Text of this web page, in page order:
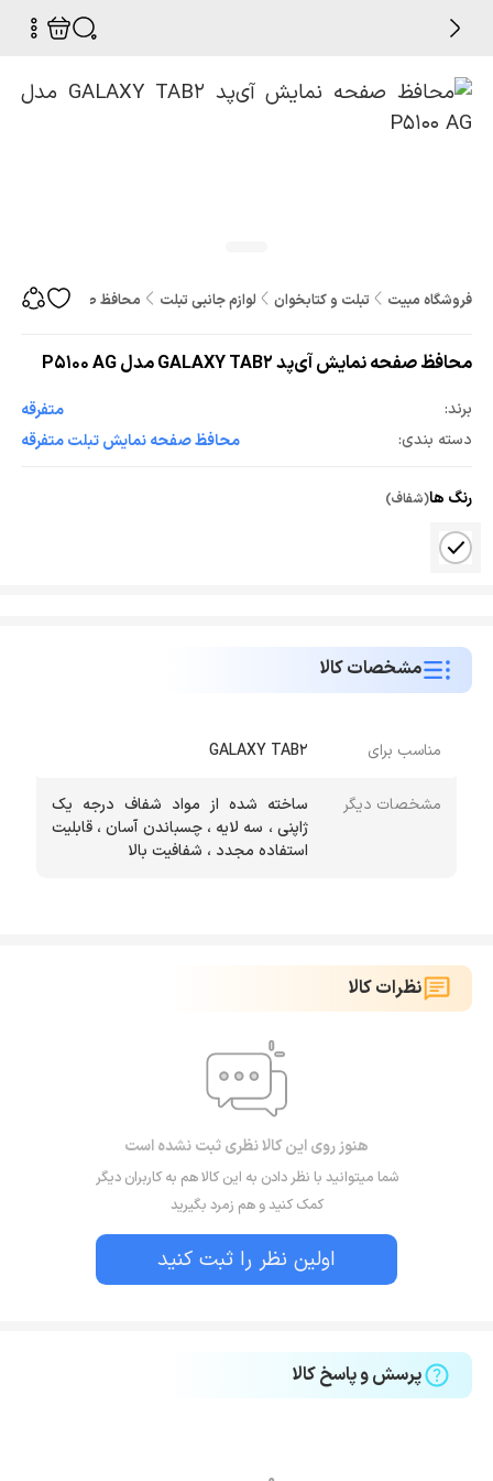
فروشگاه مبیت تبلت و کتابخوان لوازم جانبی تبلت محافظ صفحه نمایش
محافظ صفحه نمایش آی‌پد GALAXY TAB2 مدل P5100 AG
برند:
متفرقه
دسته بندی:
محافظ صفحه نمایش تبلت متفرقه
رنگ ها(شفاف)
مشخصات کالا
مناسب برای GALAXY TAB2
مشخصات دیگر
ساخته شده از مواد شفاف درجه یک
ژاپنی ، سه لایه ، چسباندن آسان ، قابلیت
استفاده مجدد ، شفافیت بالا
نظرات کالا
هنوز روی این کالا نظری ثبت نشده است
شما میتوانید با نظر دادن به این کالا هم به کاربران دیگر
کمک کنید و هم زمرد بگیرید
اولین نظر را ثبت کنید
پرسش و پاسخ کالا